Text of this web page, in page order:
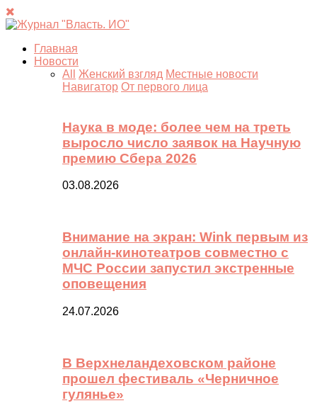
Главная
Новости
All
Женский взгляд Местные новости
Навигатор От первого лица
Наука в моде: более чем на треть
выросло число заявок на Научную
премию Сбера 2026
03.08.2026
Внимание на экран: Wink первым из
онлайн-кинотеатров совместно с
МЧС России запустил экстренные
оповещения
24.07.2026
В Верхнеландеховском районе
прошел фестиваль «Черничное
гулянье»